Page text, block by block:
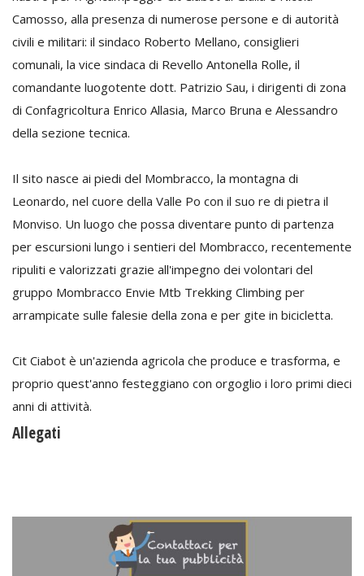
Camosso, alla presenza di numerose persone e di autorità
civili e militari: il sindaco Roberto Mellano, consiglieri
comunali, la vice sindaca di Revello Antonella Rolle, il
comandante luogotente dott. Patrizio Sau, i dirigenti di zona
di Confagricoltura Enrico Allasia, Marco Bruna e Alessandro
della sezione tecnica.
Il sito nasce ai piedi del Mombracco, la montagna di
Leonardo, nel cuore della Valle Po con il suo re di pietra il
Monviso. Un luogo che possa diventare punto di partenza
per escursioni lungo i sentieri del Mombracco, recentemente
ripuliti e valorizzati grazie all'impegno dei volontari del
gruppo Mombracco Envie Mtb Trekking Climbing per
arrampicate sulle falesie della zona e per gite in bicicletta.
Cit Ciabot è un'azienda agricola che produce e trasforma, e
proprio quest'anno festeggiano con orgoglio i loro primi dieci
anni di attività.
Allegati